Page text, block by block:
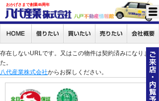
おかげさまで創業46周年
存在しないURLです。又はこの物件は契約済みになりまし
た。
八代産業株式会社からお探しください。